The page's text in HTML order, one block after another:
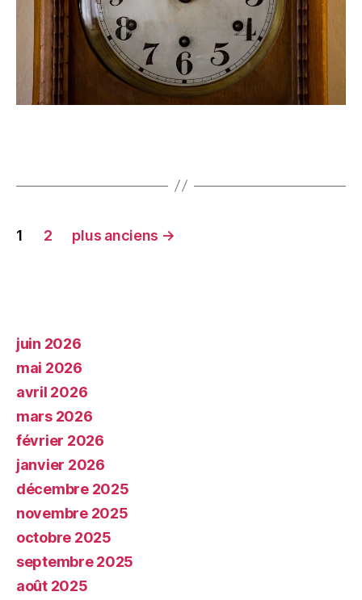
1 2 plus anciens →
juin 2026
mai 2026
avril 2026
mars 2026
février 2026
janvier 2026
décembre 2025
novembre 2025
octobre 2025
septembre 2025
août 2025